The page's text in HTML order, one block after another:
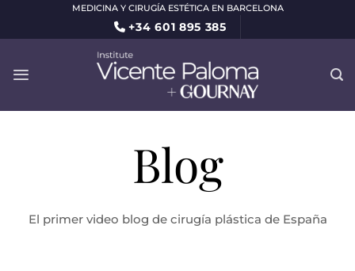
MEDICINA Y CIRUGÍA ESTÉTICA EN BARCELONA
+34 601 895 385
Blog
El primer video blog de cirugía plástica de España